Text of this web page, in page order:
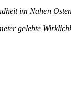
im Nahen
gelebte